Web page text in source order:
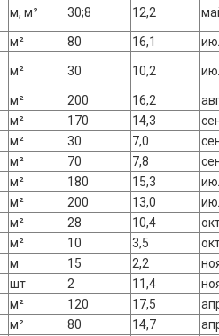
м, м² 30;8 12,2
м² 80 16,1
м² 30 10,2
м² 200 16,2
м² 170 14,3
м² 30 7,0
м² 70 7,8
м² 180 15,3
м² 200 13,0
м² 28 10,4
м² 10 3,5
м 15 2,2
шт 2 11,4
м² 120 17,5
м² 80 14,7